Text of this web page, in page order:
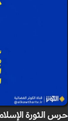
حرس الثورة